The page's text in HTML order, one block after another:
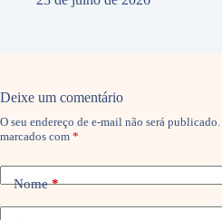
Deixe um comentário
O seu endereço de e-mail não será publicado.
marcados com *
Nome*